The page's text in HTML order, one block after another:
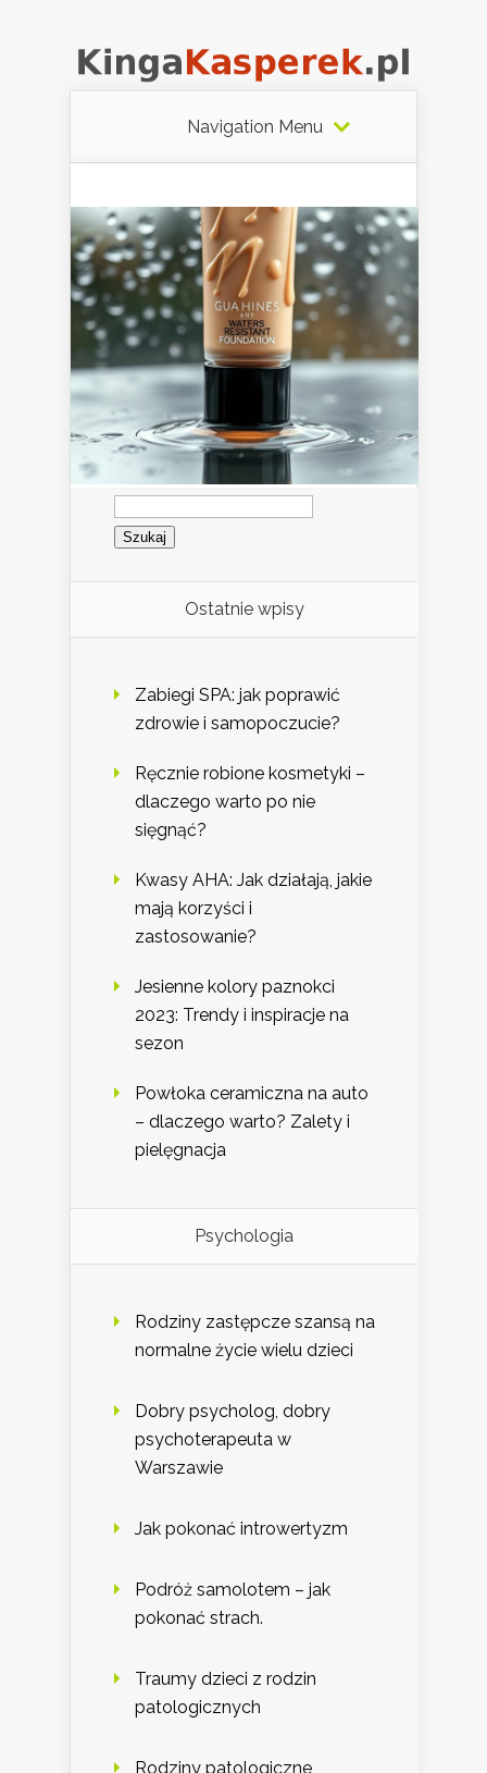
Navigation Menu
Szukaj:
Ostatnie wpisy
Zabiegi SPA: jak poprawić
zdrowie i samopoczucie?
Ręcznie robione kosmetyki –
dlaczego warto po nie
sięgnąć?
Kwasy AHA: Jak działają, jakie
mają korzyści i
zastosowanie?
Jesienne kolory paznokci
2023: Trendy i inspiracje na
sezon
Powłoka ceramiczna na auto
– dlaczego warto? Zalety i
pielęgnacja
Psychologia
Rodziny zastępcze szansą na
normalne życie wielu dzieci
Dobry psycholog, dobry
psychoterapeuta w
Warszawie
Jak pokonać introwertyzm
Podróż samolotem – jak
pokonać strach.
Traumy dzieci z rodzin
patologicznych
Rodziny patologiczne